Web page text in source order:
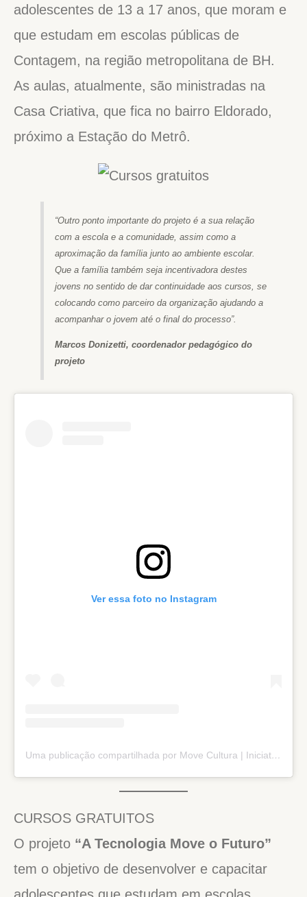
adolescentes de 13 a 17 anos, que moram e
que estudam em escolas públicas de
Contagem, na região metropolitana de BH.
As aulas, atualmente, são ministradas na
Casa Criativa, que fica no bairro Eldorado,
próximo a Estação do Metrô.
“Outro ponto importante do projeto é a sua relação
com a escola e a comunidade, assim como a
aproximação da família junto ao ambiente escolar.
Que a família também seja incentivadora destes
jovens no sentido de dar continuidade aos cursos, se
colocando como parceiro da organização ajudando a
acompanhar o jovem até o final do processo”.
Marcos Donizetti, coordenador pedagógico do
projeto
Ver essa foto no Instagram
Uma publicação compartilhada por Move Cultura | Iniciativa Social (@movecultura)
CURSOS GRATUITOS
O projeto “A Tecnologia Move o Futuro”
tem o objetivo de desenvolver e capacitar